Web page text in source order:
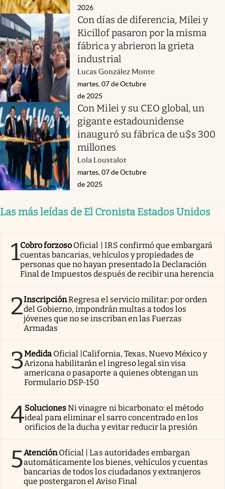
2026
Con días de diferencia, Milei y
Kicillof pasaron por la misma
fábrica y abrieron la grieta
industrial
Lucas González Monte
martes, 07 de Octubre
de 2025
Con Milei y su CEO global, un
gigante estadounidense
inauguró su fábrica de u$s 300
millones
Lola Loustalot
martes, 07 de Octubre
de 2025
Las más leídas de El Cronista Estados Unidos
1Cobro forzoso Oficial | IRS confirmó que embargará
cuentas bancarias, vehículos y propiedades de
personas que no hayan presentado la Declaración
Final de Impuestos después de recibir una herencia
2InscripciónRegresa el servicio militar: por orden
del Gobierno, impondrán multas a todos los
jóvenes que no se inscriban en las Fuerzas
Armadas
3Medida Oficial |California, Texas, Nuevo México y
Arizona habilitarán el ingreso legal sin visa
americana o pasaporte a quienes obtengan un
Formulario DSP-150
4SolucionesNi vinagre ni bicarbonato: el método
ideal para eliminar el sarro concentrado en los
orificios de la ducha y evitar reducir la presión
5AtenciónOficial | Las autoridades embargan
automáticamente los bienes, vehículos y cuentas
bancarias de todos los ciudadanos y extranjeros
que postergaron el Aviso Final